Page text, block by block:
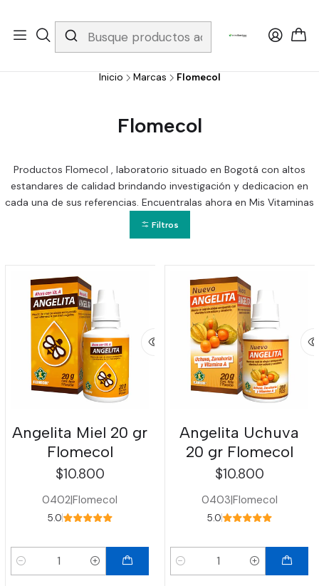
Whatsapp 3229079958/ Fijo 6019251796 / Envios a todo el país y
gratis apartir de 199.000!
Inicio Marcas Flomecol
Flomecol
Productos Flomecol , laboratorio situado en Bogotá con altos
estandares de calidad brindando investigación y dedicacion en
cada una de sus referencias. Encuentralas ahora en Mis Vitaminas
Filtros
Angelita Miel 20 gr
Flomecol
$10.800
0402|Flomecol
5.0
Cantidad
Angelita Uchuva
20 gr Flomecol
$10.800
0403|Flomecol
5.0
Cantidad